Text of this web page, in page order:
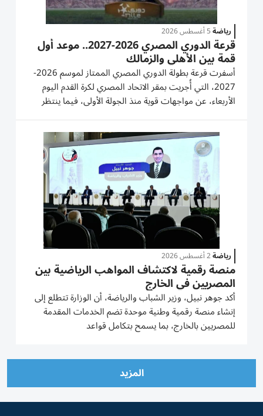
رياضة5 أغسطس 2026
قرعة الدوري المصري 2026-2027.. موعد أول
قمة بين الأهلي والزمالك
أسفرت قرعة بطولة الدوري المصري الممتاز لموسم 2026-
2027، التي أُجريت بمقر الاتحاد المصري لكرة القدم اليوم
الأربعاء، عن مواجهات قوية منذ الجولة الأولى، فيما ينتظر
عشاق الكرة المصرية مباراة القمة بين الأهلي والزمالك.
مواجهات الجولة الأولى جاءت مباريات افتتاح الموسم على
النحو...
رياضة2 أغسطس 2026
منصة رقمية لاكتشاف المواهب الرياضية بين
المصريين في الخارج
أكد جوهر نبيل، وزير الشباب والرياضة، أن الوزارة تتطلع إلى
إنشاء منصة رقمية وطنية موحدة تضم الخدمات المقدمة
للمصريين بالخارج، بما يسمح بتكامل قواعد
المزيد